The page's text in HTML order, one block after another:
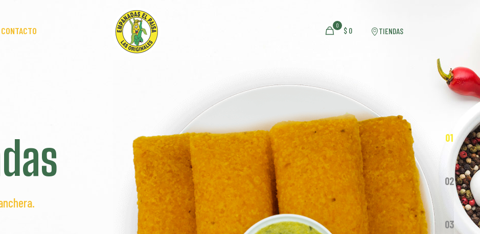
CONTACTO 0
$ 0 TIENDAS
01
02
03